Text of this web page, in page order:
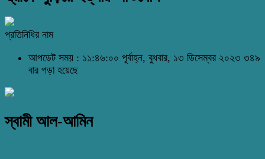
প্রতিনিধির নাম
আপডেট সময় : ১১:৪৬:০০ পূর্বাহ্ন, বুধবার, ১৩ ডিসেম্বর ২০২৩ ৩৪৯
বার পড়া হয়েছে
স্বামী আল-আমিন